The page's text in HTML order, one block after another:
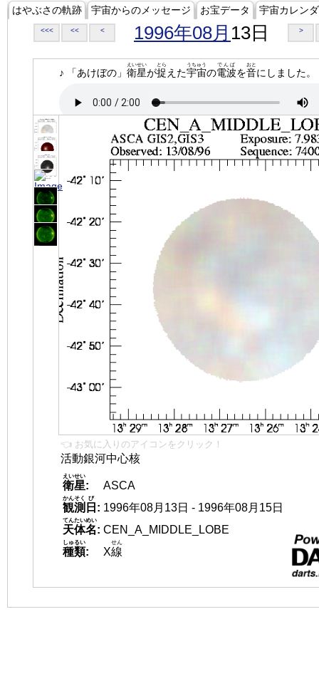
はやぶさの軌跡 宇宙からのメッセージ お宝データ 宇宙カレン
<<< << < 1996年08月 13日 >
♪ 「あけぼの」 衛星
えいせい
が捉
とら
えた宇宙
うちゅう
の電波
でんぱ
を音
おと
にしました。
👈 お気に入りのアイコンをクリック！
活動銀河中心核
衛星
えいせい
:
ASCA
観測
かんそく
日
び
: 1996年08月13日 - 1996年08月15日
天体名
てんたいめい
: CEN_A_MIDDLE_LOBE
種類
しゅるい
: X線
せん